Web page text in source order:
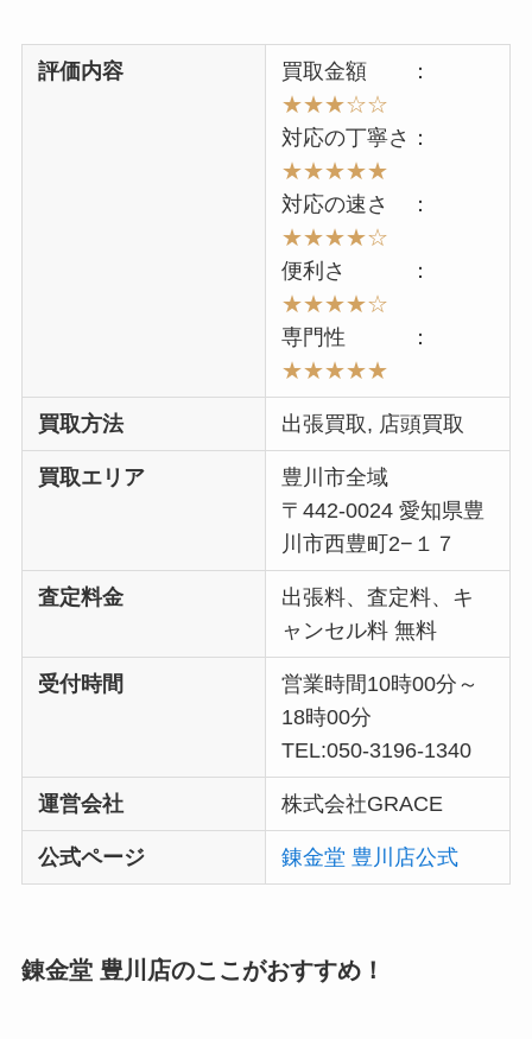
評価内容
買取金額 ：
★★★☆☆
対応の丁寧さ：
★★★★★
対応の速さ ：
★★★★☆
便利さ ：
★★★★☆
専門性 ：
★★★★★
買取方法 出張買取, 店頭買取
買取エリア
豊川市全域
〒442-0024 愛知県豊
川市西豊町2−１７
査定料金
出張料、査定料、キ
ャンセル料 無料
受付時間
営業時間10時00分～
18時00分
TEL:050-3196-1340
運営会社 株式会社GRACE
公式ページ 錬金堂 豊川店公式
錬金堂 豊川店のここがおすすめ！